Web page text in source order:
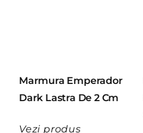
Marmura Emperador
Dark Lastra De 2 Cm
Vezi produs